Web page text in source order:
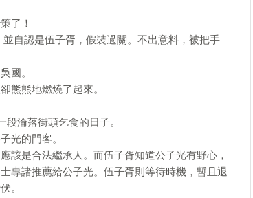
了！
自認是伍子胥，假裝過關。不出意料，被把手
國。
熊熊地燃燒了起來。
淪落街頭乞食的日子。
光的門客。
該是合法繼承人。而伍子胥知道公子光有野心，
專諸推薦給公子光。伍子胥則等待時機，暫且退
。